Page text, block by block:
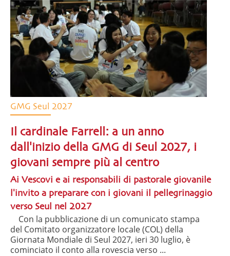
GMG Seul 2027
Il cardinale Farrell: a un anno
dall'inizio della GMG di Seul 2027, i
giovani sempre più al centro
Ai Vescovi e ai responsabili di pastorale giovanile
l'invito a preparare con i giovani il pellegrinaggio
verso Seul nel 2027
Con la pubblicazione di un comunicato stampa
del Comitato organizzatore locale (COL) della
Giornata Mondiale di Seul 2027, ieri 30 luglio, è
cominciato il conto alla rovescia verso ...